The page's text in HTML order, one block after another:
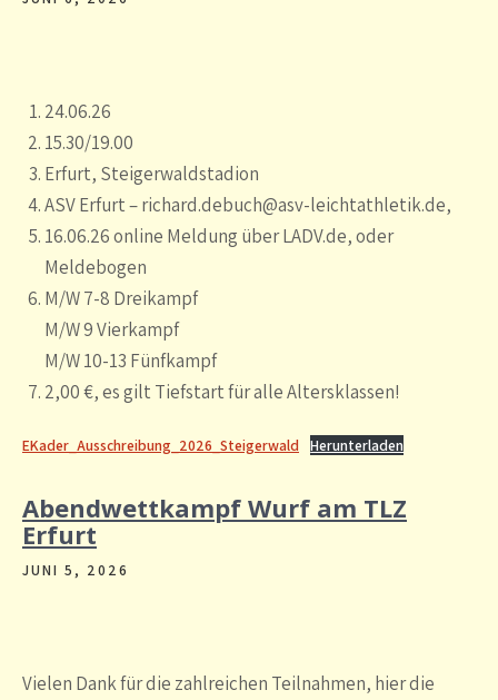
24.06.26
15.30/19.00
Erfurt, Steigerwaldstadion
ASV Erfurt – richard.debuch@asv-leichtathletik.de,
16.06.26 online Meldung über LADV.de, oder
Meldebogen
M/W 7-8 Dreikampf
M/W 9 Vierkampf
M/W 10-13 Fünfkampf
2,00 €, es gilt Tiefstart für alle Altersklassen!
EKader_Ausschreibung_2026_Steigerwald Herunterladen
Abendwettkampf Wurf am TLZ
Erfurt
JUNI 5, 2026
Vielen Dank für die zahlreichen Teilnahmen, hier die